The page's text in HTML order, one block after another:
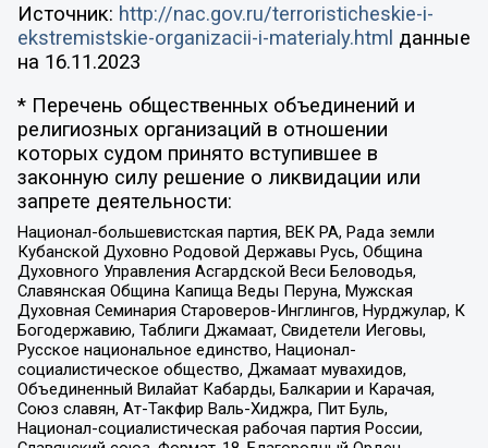
Источник: http://nac.gov.ru/terroristicheskie-i-
ekstremistskie-organizacii-i-materialy.html данные
на 16.11.2023
* Перечень общественных объединений и
религиозных организаций в отношении
которых судом принято вступившее в
законную силу решение о ликвидации или
запрете деятельности:
Национал-большевистская партия, ВЕК РА, Рада земли
Кубанской Духовно Родовой Державы Русь, Община
Духовного Управления Асгардской Веси Беловодья,
Славянская Община Капища Веды Перуна, Мужская
Духовная Семинария Староверов-Инглингов, Нурджулар, К
Богодержавию, Таблиги Джамаат, Свидетели Иеговы,
Русское национальное единство, Национал-
социалистическое общество, Джамаат мувахидов,
Объединенный Вилайат Кабарды, Балкарии и Карачая,
Союз славян, Ат-Такфир Валь-Хиджра, Пит Буль,
Национал-социалистическая рабочая партия России,